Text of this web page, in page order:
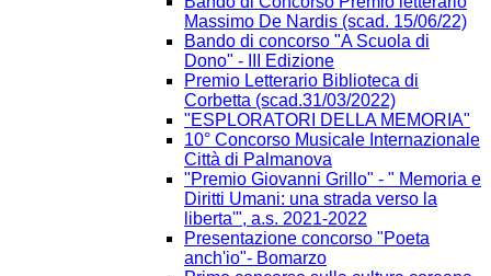
Massimo De Nardis (scad. 15/06/22)
Bando di concorso "A Scuola di
Dono" - III Edizione​
Premio Letterario Biblioteca di
Corbetta (scad.31/03/2022)
"ESPLORATORI DELLA MEMORIA"
10° Concorso Musicale Internazionale
Città di Palmanova
"Premio Giovanni Grillo" - " Memoria e
Diritti Umani: una strada verso la
liberta'", a.s. 2021-2022
Presentazione concorso "Poeta
anch'io"- Bomarzo